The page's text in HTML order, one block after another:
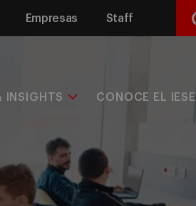
Empresas Staff
INSIGHTS CONOCE EL IESE